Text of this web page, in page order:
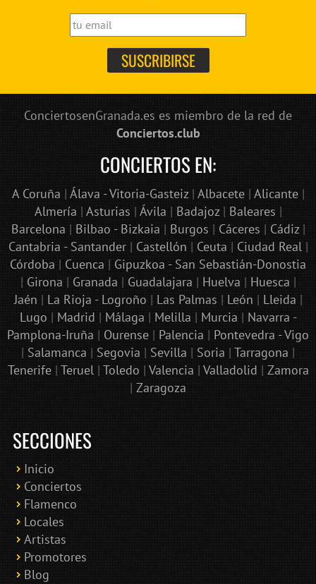
ConciertosenGranada.es es miembro de la red de
Conciertos.club
CONCIERTOS EN:
A Coruña | Álava - Vitoria-Gasteiz| Albacete| Alicante|
Almería | Asturias | Ávila | Badajoz| Baleares |
Barcelona | Bilbao - Bizkaia | Burgos | Cáceres | Cádiz|
Cantabria - Santander| Castellón | Ceuta | Ciudad Real|
Córdoba | Cuenca | Gipuzkoa - San Sebastián-Donostia
| Girona | Granada | Guadalajara | Huelva | Huesca |
Jaén | La Rioja - Logroño | Las Palmas | León | Lleida |
Lugo | Madrid | Málaga | Melilla | Murcia | Navarra -
Pamplona-Iruña | Ourense | Palencia | Pontevedra - Vigo
| Salamanca | Segovia | Sevilla | Soria | Tarragona |
Tenerife| Teruel| Toledo | Valencia | Valladolid | Zamora
| Zaragoza
SECCIONES
Inicio
Conciertos
Flamenco
Locales
Artistas
Promotores
Blog